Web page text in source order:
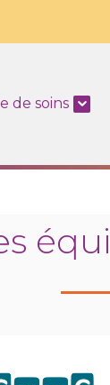
de soins